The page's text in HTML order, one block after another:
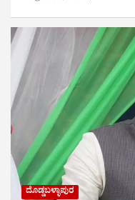
ದೊಡ್ಡಬಳ್ಳಾಪುರ